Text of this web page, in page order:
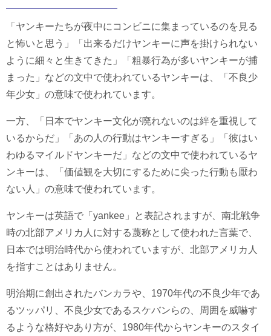
「ヤンキーたちが夜中にコンビニに集まっているのを見る
と怖いと思う」「出来るだけヤンキーに声を掛けられない
ように細々と生きてきた」「粗暴行為が多いヤンキーが捕
まった」などの文中で使われているヤンキーは、「不良少
年少女」の意味で使われています。
一方、「日本でヤンキー文化が廃れないのは絆を重視して
いるからだ」「あの人の行動はヤンキーすぎる」「彼はい
わゆるマイルドヤンキーだ」などの文中で使われているヤ
ンキーは、「価値観を大切にするために尖った行動も厭わ
ない人」の意味で使われています。
ヤンキーは英語で「yankee」と表記されますが、南北戦争
時の北部アメリカ人に対する蔑称として使われた言葉で、
日本では明治時代から使われていますが、北部アメリカ人
を指すことはありません。
明治期に創出されたバンカラや、1970年代の不良少年であ
るツッパリ、不良少女であるスケバンらの、周囲を威嚇す
るような格好やあり方が、1980年代からヤンキーのスタイ